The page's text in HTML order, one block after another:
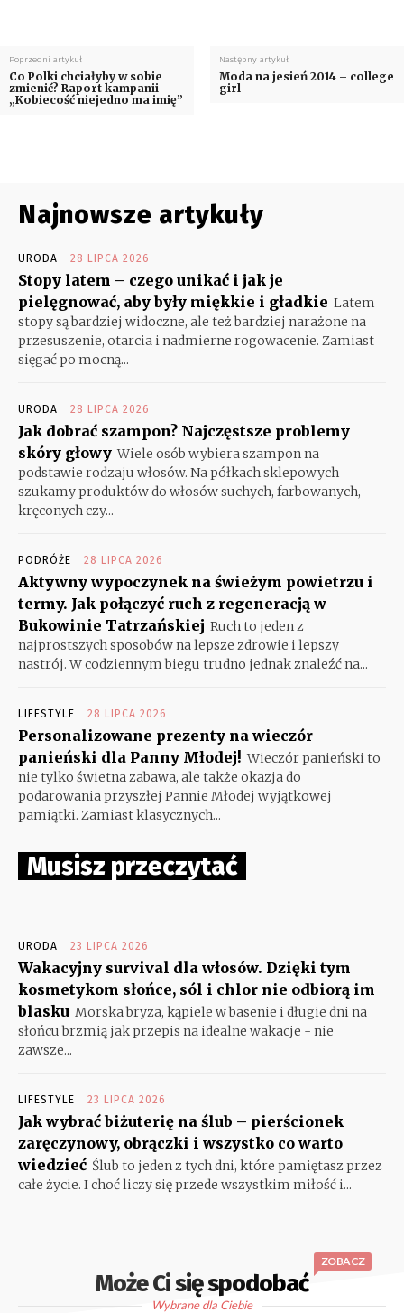
Poprzedni artykuł
Co Polki chciałyby w sobie
zmienić? Raport kampanii
„Kobiecość niejedno ma imię”
Następny artykuł
Moda na jesień 2014 – college
girl
Najnowsze artykuły
URODA 28 LIPCA 2026
Stopy latem – czego unikać i jak je
pielęgnować, aby były miękkie i gładkie Latem
stopy są bardziej widoczne, ale też bardziej narażone na
przesuszenie, otarcia i nadmierne rogowacenie. Zamiast
sięgać po mocną...
URODA 28 LIPCA 2026
Jak dobrać szampon? Najczęstsze problemy
skóry głowy Wiele osób wybiera szampon na
podstawie rodzaju włosów. Na półkach sklepowych
szukamy produktów do włosów suchych, farbowanych,
kręconych czy...
PODRÓŻE 28 LIPCA 2026
Aktywny wypoczynek na świeżym powietrzu i
termy. Jak połączyć ruch z regeneracją w
Bukowinie Tatrzańskiej Ruch to jeden z
najprostszych sposobów na lepsze zdrowie i lepszy
nastrój. W codziennym biegu trudno jednak znaleźć na...
LIFESTYLE 28 LIPCA 2026
Personalizowane prezenty na wieczór
panieński dla Panny Młodej! Wieczór panieński to
nie tylko świetna zabawa, ale także okazja do
podarowania przyszłej Pannie Młodej wyjątkowej
pamiątki. Zamiast klasycznych...
Musisz przeczytać
URODA 23 LIPCA 2026
Wakacyjny survival dla włosów. Dzięki tym
kosmetykom słońce, sól i chlor nie odbiorą im
blasku Morska bryza, kąpiele w basenie i długie dni na
słońcu brzmią jak przepis na idealne wakacje - nie
zawsze...
LIFESTYLE 23 LIPCA 2026
Jak wybrać biżuterię na ślub – pierścionek
zaręczynowy, obrączki i wszystko co warto
wiedzieć Ślub to jeden z tych dni, które pamiętasz przez
całe życie. I choć liczy się przede wszystkim miłość i...
Może Ci się spodobać
ZOBACZ
Wybrane dla Ciebie